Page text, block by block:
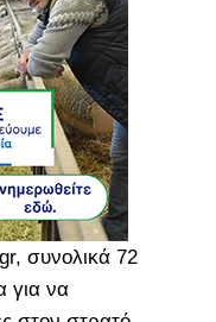
συνολικά 72
για να